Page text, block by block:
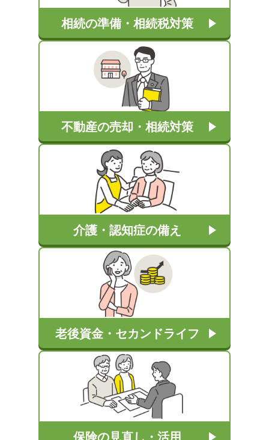
相続の準備・相続税対策
不動産の売却・相続対策
介護・認知症の備え
老後資金・セカンドライフ
保険の見直し・活用